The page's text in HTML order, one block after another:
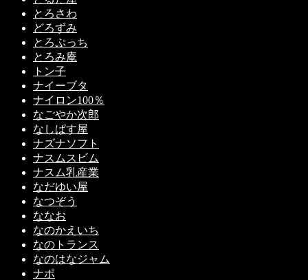
とろさわ
どろずみ
とろぷっち
とろみ庵
トン子
ナイーブタ
ナイロン100％
なごやか次郎
なしぱす屋
ナズナソフト
ナスムスビム
ナスム乳産業
なだゆい屋
なつぞう
ななお
なのかえいち
なのトランス
なのはなジャム
ナポ